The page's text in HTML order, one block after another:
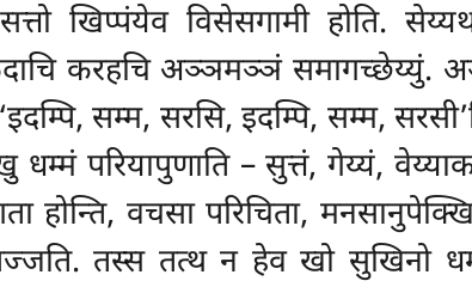
खिप्पंयेव विसेसगामी होति.
करहचि अञ्ञमञ्ञं समागच्छेय्युं.
सम्म, सरसि, इदम्पि, सम्म,
परियापुणाति – सुत्तं, गेय्यं,
वचसा परिचिता,
तस्स तत्थ न हेव खो सुखिनो